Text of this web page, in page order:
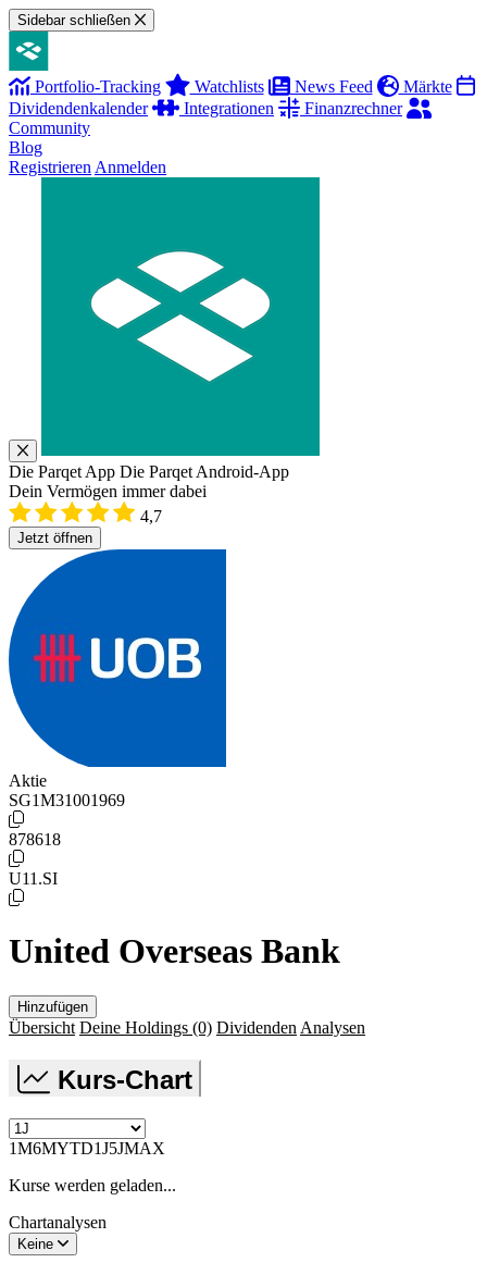
Sidebar schließen
Portfolio-Tracking Watchlists News Feed
Märkte
Dividendenkalender
Integrationen
Finanzrechner
Community
Blog
Registrieren Anmelden
Die Parqet App Die Parqet Android-App
Dein Vermögen immer dabei
4,7
Jetzt öffnen
Aktie
SG1M31001969
878618
U11.SI
United Overseas Bank
Hinzufügen
Übersicht Deine Holdings (0) Dividenden Analysen
Kurs-Chart
1M6MYTD1J5JMAX
Kurse werden geladen...
Chartanalysen
Keine